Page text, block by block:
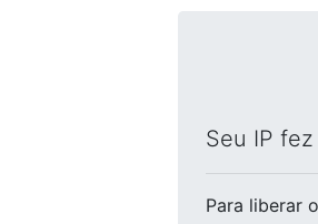
Seu IP
Para liberar